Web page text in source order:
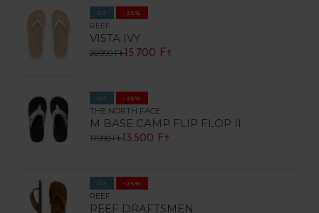
ÚJ -25%
REEF
VISTA IVY
20.990 Ft 15.700 Ft
ÚJ -25%
THE NORTH FACE
M BASE CAMP FLIP FLOP II
17.990 Ft 13.500 Ft
ÚJ -25%
REEF
REEF DRAFTSMEN